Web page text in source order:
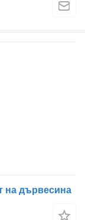
на дървесина